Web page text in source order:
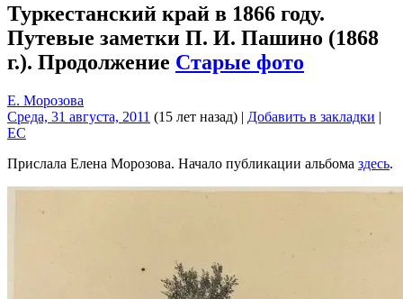
Туркестанский край в 1866 году.
Путевые заметки П. И. Пашино (1868
г.). Продолжение Старые фото
Е. Морозова
Среда, 31 августа, 2011 (15 лет назад) | Добавить в закладки |
EC
Прислала Елена Морозова. Начало публикации альбома здесь.